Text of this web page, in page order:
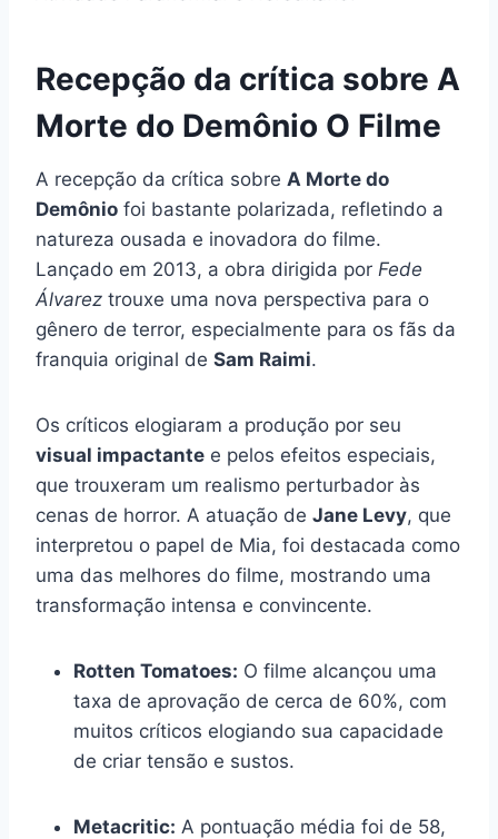
Recepção da crítica sobre A
Morte do Demônio O Filme
A recepção da crítica sobre A Morte do
Demônio foi bastante polarizada, refletindo a
natureza ousada e inovadora do filme.
Lançado em 2013, a obra dirigida por Fede
Álvarez trouxe uma nova perspectiva para o
gênero de terror, especialmente para os fãs da
franquia original de Sam Raimi.
Os críticos elogiaram a produção por seu
visual impactante e pelos efeitos especiais,
que trouxeram um realismo perturbador às
cenas de horror. A atuação de Jane Levy, que
interpretou o papel de Mia, foi destacada como
uma das melhores do filme, mostrando uma
transformação intensa e convincente.
Rotten Tomatoes: O filme alcançou uma
taxa de aprovação de cerca de 60%, com
muitos críticos elogiando sua capacidade
de criar tensão e sustos.
Metacritic: A pontuação média foi de 58,